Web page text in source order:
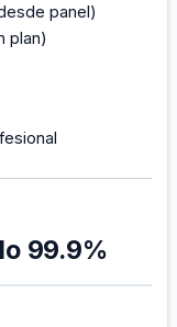
panel)
plan)
99.9%